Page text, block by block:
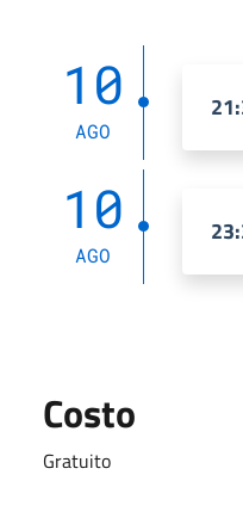
10
AGO
10
AGO
Costo
Gratuito